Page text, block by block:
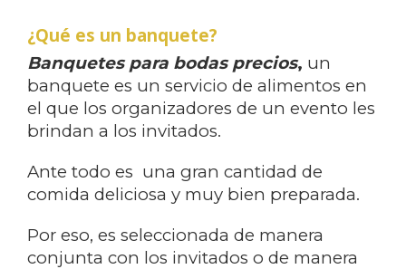
¿Qué es un banquete?
Banquetes para bodas precios, un
banquete es un servicio de alimentos en
el que los organizadores de un evento les
brindan a los invitados.
Ante todo es una gran cantidad de
comida deliciosa y muy bien preparada.
Por eso, es seleccionada de manera
conjunta con los invitados o de manera